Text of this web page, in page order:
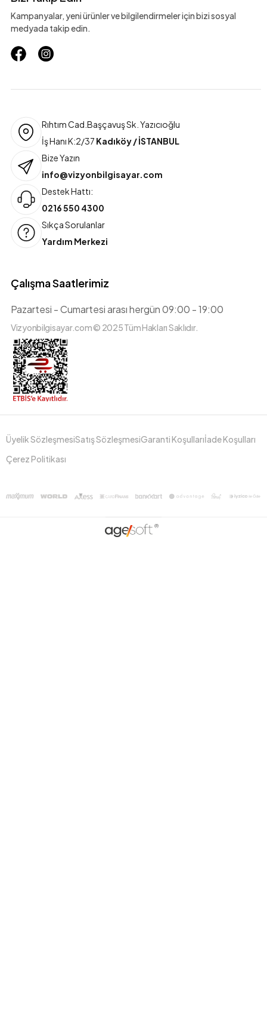
Kampanyalar, yeni ürünler ve bilgilendirmeler için bizi sosyal
medyada takip edin.
Rıhtım Cad.Başçavuş Sk. Yazıcıoğlu
İş Hanı K:2/37 Kadıköy / İSTANBUL
Bize Yazın
info@vizyonbilgisayar.com
Destek Hattı:
0216 550 4300
Sıkça Sorulanlar
Yardım Merkezi
Çalışma Saatlerimiz
Pazartesi - Cumartesi arası hergün 09:00 - 19:00
Vizyonbilgisayar.com © 2025 Tüm Hakları Saklıdır.
Üyelik SözleşmesiSatış SözleşmesiGaranti Koşullarıİade Koşulları
Çerez Politikası